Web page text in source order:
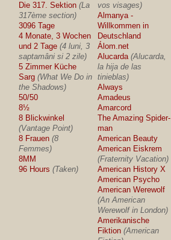
Die 317. Sektion (La
317ème section)
3096 Tage
4 Monate, 3 Wochen
und 2 Tage (4 luni, 3
saptamâni si 2 zile)
5 Zimmer Küche
Sarg (What We Do in
the Shadows)
50/50
8½
8 Blickwinkel
(Vantage Point)
8 Frauen (8
Femmes)
8MM
96 Hours (Taken)
vos visages)
Almanya -
Willkommen in
Deutschland
Álom.net
Alucarda (Alucarda,
la hija de las
tinieblas)
Always
Amadeus
Amarcord
The Amazing Spider-
man
American Beauty
American Eiskrem
(Fraternity Vacation)
American History X
American Psycho
American Werewolf
(An American
Werewolf in London)
Amerikanische
Fiktion (American